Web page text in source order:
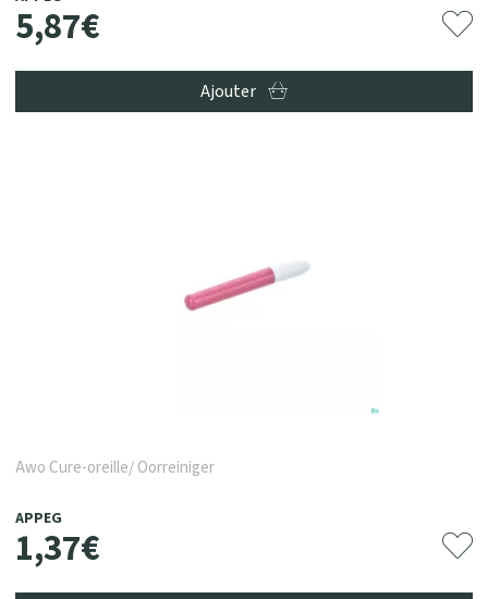
5,87€
Ajouter
Awo Cure-oreille/ Oorreiniger
APPEG
1,37€